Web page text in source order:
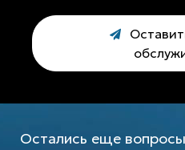
Остались еще